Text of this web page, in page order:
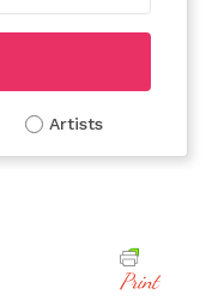
Artists
Print